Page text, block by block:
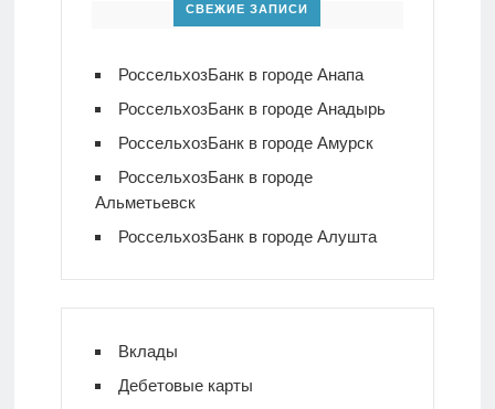
СВЕЖИЕ ЗАПИСИ
РоссельхозБанк в городе Анапа
РоссельхозБанк в городе Анадырь
РоссельхозБанк в городе Амурск
РоссельхозБанк в городе
Альметьевск
РоссельхозБанк в городе Алушта
Вклады
Дебетовые карты